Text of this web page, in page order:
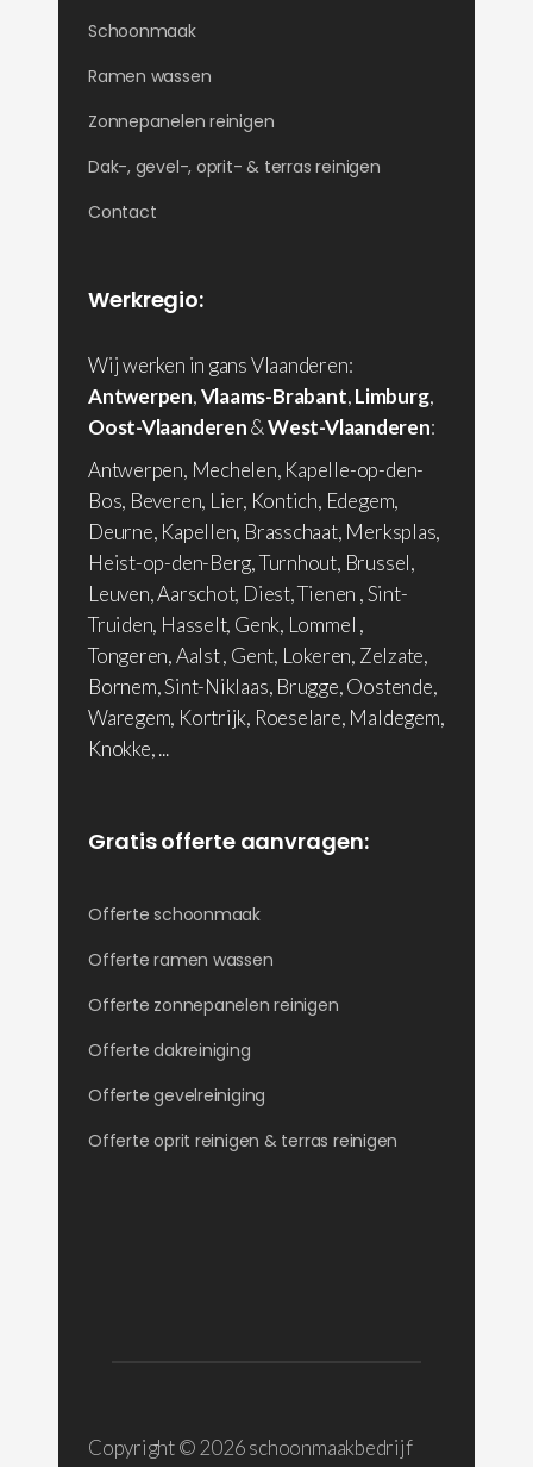
Schoonmaak
Ramen wassen
Zonnepanelen reinigen
Dak-, gevel-, oprit- & terras reinigen
Contact
Werkregio:
Wij werken in gans Vlaanderen:
Antwerpen,Vlaams-Brabant,Limburg,
Oost-Vlaanderen&West-Vlaanderen:
Antwerpen, Mechelen, Kapelle-op-den-
Bos, Beveren, Lier, Kontich, Edegem,
Deurne, Kapellen, Brasschaat, Merksplas,
Heist-op-den-Berg, Turnhout, Brussel,
Leuven, Aarschot, Diest, Tienen , Sint-
Truiden, Hasselt, Genk, Lommel ,
Tongeren, Aalst , Gent, Lokeren, Zelzate,
Bornem, Sint-Niklaas, Brugge, Oostende,
Waregem, Kortrijk, Roeselare, Maldegem,
Knokke, ...
Gratis offerte aanvragen:
Offerte schoonmaak
Offerte ramen wassen
Offerte zonnepanelen reinigen
Offerte dakreiniging
Offerte gevelreiniging
Offerte oprit reinigen & terras reinigen
Copyright © 2026 schoonmaakbedrijf